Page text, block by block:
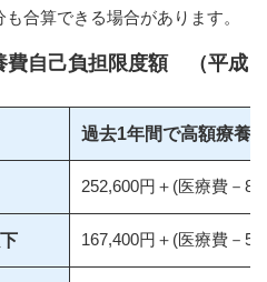
合算できる場合があります。
費自己負担限度額 （平成
過去1年間で高額療養
252,600円＋(医療費－
167,400円＋(医療費－